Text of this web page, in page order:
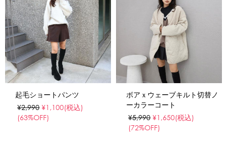
起毛ショートパンツ
¥2,990 ¥1,100(税込)
(63%OFF)
ボアｘウェーブキルト切替ノ
ーカラーコート
¥5,990 ¥1,650(税込)
(72%OFF)